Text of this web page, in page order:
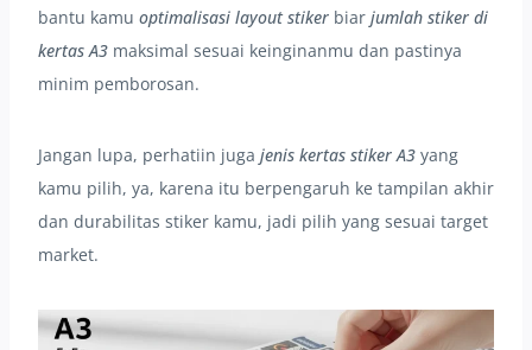
bantu kamu optimalisasi layout stiker biar jumlah stiker di
kertas A3 maksimal sesuai keinginanmu dan pastinya
minim pemborosan.
Jangan lupa, perhatiin juga jenis kertas stiker A3 yang
kamu pilih, ya, karena itu berpengaruh ke tampilan akhir
dan durabilitas stiker kamu, jadi pilih yang sesuai target
market.